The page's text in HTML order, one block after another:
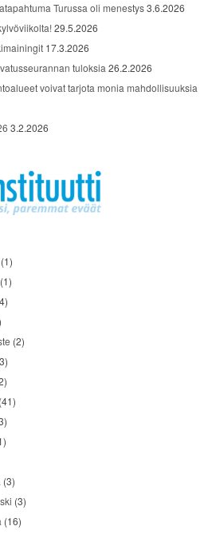
Turussa oli menestys3.6.2026
29.5.2026
17.3.2026
tuloksia 26.2.2026
voivat tarjota monia mahdollisuuksia
3.2.2026
(1)
(1)
(2)
(41)
(3)
(3)
(16)